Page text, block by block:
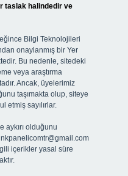
taslak halindedir ve
Bilgi Teknolojileri
onaylanmış bir Yer
Bu nedenle, sitedeki
veya araştırma
Ancak, üyelerimiz
taşımakta olup, siteye
etmiş sayılırlar.
aykırı olduğunu
içerikler yasal süre